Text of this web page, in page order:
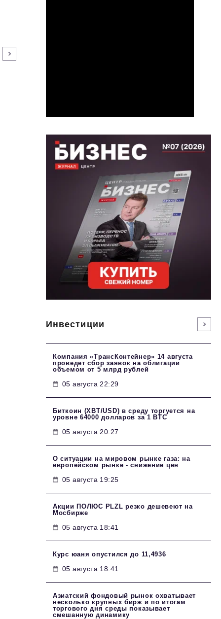
Инвестиции
Компания «ТрансКонтейнер» 14 августа
проведет сбор заявок на облигации
объемом от 5 млрд рублей
05 августа 22:29
Биткоин (XBT/USD) в среду торгуется на
уровне 64000 долларов за 1 BTC
05 августа 20:27
О ситуации на мировом рынке газа: на
европейском рынке - снижение цен
05 августа 19:25
Акции ПОЛЮС PLZL резко дешевеют на
Мосбирже
05 августа 18:41
Курс юаня опустился до 11,4936
05 августа 18:41
Азиатский фондовый рынок охватывает
несколько крупных бирж и по итогам
торгового дня среды показывает
смешанную динамику